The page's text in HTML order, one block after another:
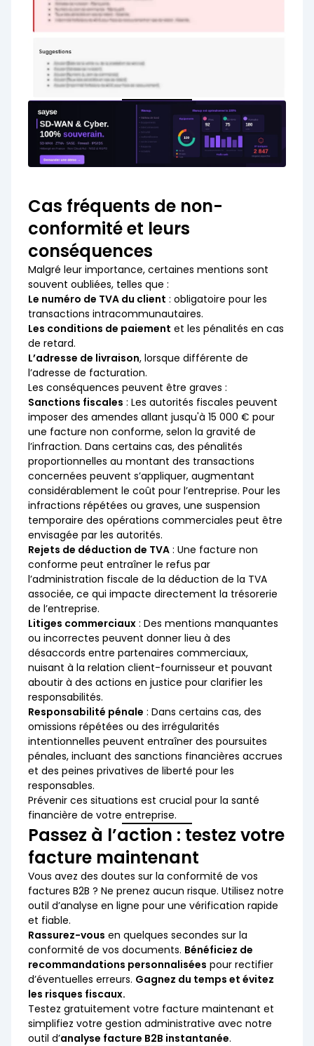
Cas fréquents de non-
conformité et leurs
conséquences
Malgré leur importance, certaines mentions sont
souvent oubliées, telles que :
Le numéro de TVA du client : obligatoire pour les
transactions intracommunautaires.
Les conditions de paiement et les pénalités en cas
de retard.
L’adresse de livraison, lorsque différente de
l’adresse de facturation.
Les conséquences peuvent être graves :
Sanctions fiscales : Les autorités fiscales peuvent
imposer des amendes allant jusqu'à 15 000 € pour
une facture non conforme, selon la gravité de
l’infraction. Dans certains cas, des pénalités
proportionnelles au montant des transactions
concernées peuvent s’appliquer, augmentant
considérablement le coût pour l’entreprise. Pour les
infractions répétées ou graves, une suspension
temporaire des opérations commerciales peut être
envisagée par les autorités.
Rejets de déduction de TVA : Une facture non
conforme peut entraîner le refus par
l’administration fiscale de la déduction de la TVA
associée, ce qui impacte directement la trésorerie
de l’entreprise.
Litiges commerciaux : Des mentions manquantes
ou incorrectes peuvent donner lieu à des
désaccords entre partenaires commerciaux,
nuisant à la relation client-fournisseur et pouvant
aboutir à des actions en justice pour clarifier les
responsabilités.
Responsabilité pénale : Dans certains cas, des
omissions répétées ou des irrégularités
intentionnelles peuvent entraîner des poursuites
pénales, incluant des sanctions financières accrues
et des peines privatives de liberté pour les
responsables.
Prévenir ces situations est crucial pour la santé
financière de votre entreprise.
Passez à l’action : testez votre
facture maintenant
Vous avez des doutes sur la conformité de vos
factures B2B ? Ne prenez aucun risque. Utilisez notre
outil d’analyse en ligne pour une vérification rapide
et fiable.
Rassurez-vous en quelques secondes sur la
conformité de vos documents. Bénéficiez de
recommandations personnalisées pour rectifier
d’éventuelles erreurs. Gagnez du temps et évitez
les risques fiscaux.
Testez gratuitement votre facture maintenant et
simplifiez votre gestion administrative avec notre
outil d’analyse facture B2B instantanée.